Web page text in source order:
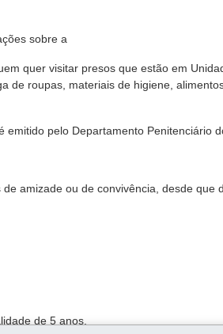
sobre a
quer visitar presos que estão em
de roupas, materiais de higiene,
pelo Departamento Penitenciário
amizade ou de convivência, desde que
de 5 anos.